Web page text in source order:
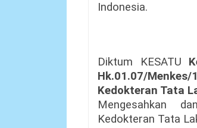
Indonesia.
Diktum KESATU
Hk.01.07/
Kedokteran Tata
Mengesahkan
Kedokteran Tata